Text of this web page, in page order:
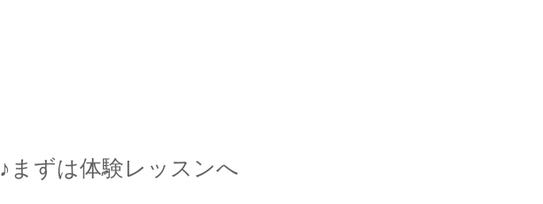
♪まずは体験レッスンへ